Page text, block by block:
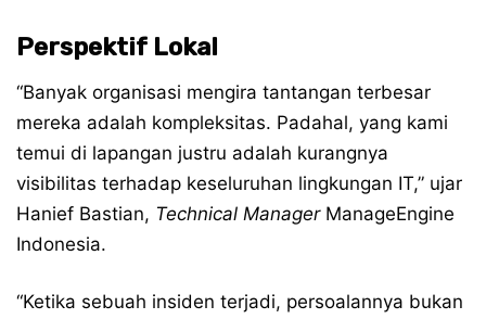
Perspektif Lokal
“Banyak organisasi mengira tantangan terbesar
mereka adalah kompleksitas. Padahal, yang kami
temui di lapangan justru adalah kurangnya
visibilitas terhadap keseluruhan lingkungan IT,” ujar
Hanief Bastian, Technical ManagerManageEngine
Indonesia.
“Ketika sebuah insiden terjadi, persoalannya bukan